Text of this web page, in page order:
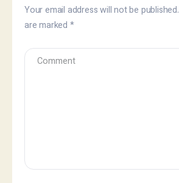
Your email address will not be published.
are marked *